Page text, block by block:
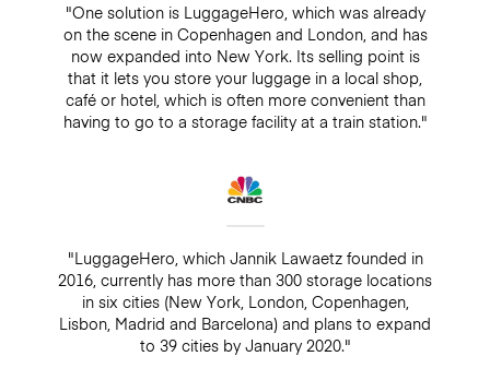
"One solution is LuggageHero, which was already
on the scene in Copenhagen and London, and has
now expanded into New York. Its selling point is
that it lets you store your luggage in a local shop,
café or hotel, which is often more convenient than
having to go to a storage facility at a train station."
"LuggageHero, which Jannik Lawaetz founded in
2016, currently has more than 300 storage locations
in six cities (New York, London, Copenhagen,
Lisbon, Madrid and Barcelona) and plans to expand
to 39 cities by January 2020."